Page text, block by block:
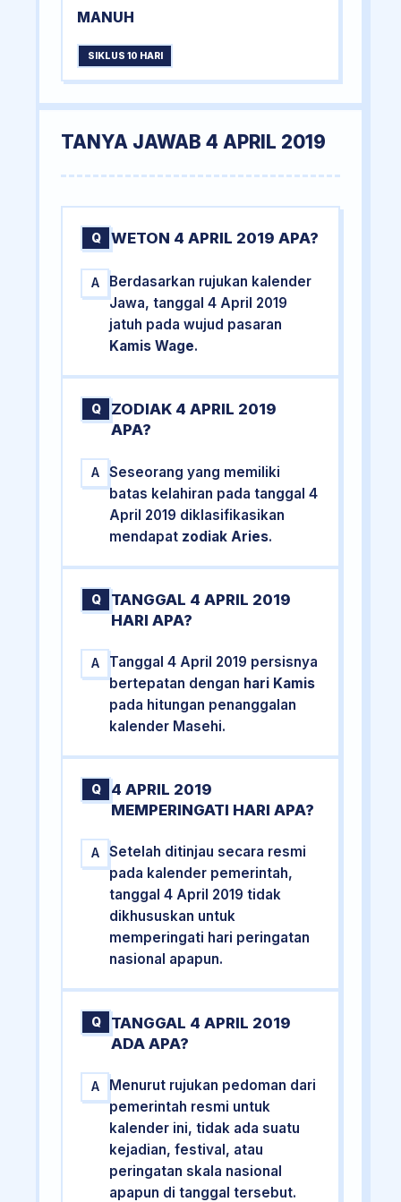
MANUH
SIKLUS 10 HARI
TANYA JAWAB 4 APRIL 2019
Q WETON 4 APRIL 2019 APA?
A
Berdasarkan rujukan kalender
Jawa, tanggal 4 April 2019
jatuh pada wujud pasaran
Kamis Wage.
Q
ZODIAK 4 APRIL 2019
APA?
A
Seseorang yang memiliki
batas kelahiran pada tanggal 4
April 2019 diklasifikasikan
mendapat zodiak Aries.
Q
TANGGAL 4 APRIL 2019
HARI APA?
A
Tanggal 4 April 2019 persisnya
bertepatan dengan hari Kamis
pada hitungan penanggalan
kalender Masehi.
Q
4 APRIL 2019
MEMPERINGATI HARI APA?
A
Setelah ditinjau secara resmi
pada kalender pemerintah,
tanggal 4 April 2019 tidak
dikhususkan untuk
memperingati hari peringatan
nasional apapun.
Q
TANGGAL 4 APRIL 2019
ADA APA?
A
Menurut rujukan pedoman dari
pemerintah resmi untuk
kalender ini, tidak ada suatu
kejadian, festival, atau
peringatan skala nasional
apapun di tanggal tersebut.